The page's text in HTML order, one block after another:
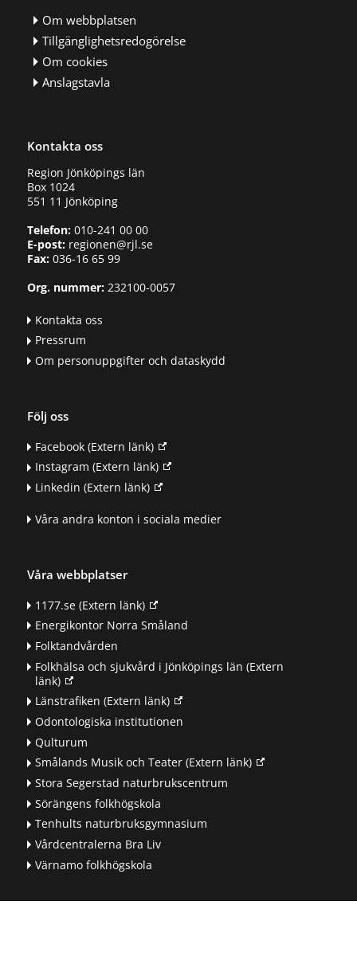
Om webbplatsen
Tillgänglighetsredogörelse
Om cookies
Anslagstavla
Kontakta oss
Region Jönköpings län
Box 1024
551 11 Jönköping
Telefon:010-241 00 00
E-post:regionen@rjl.se
Fax: 036-16 65 99
Org. nummer:232100-0057
Kontakta oss
Pressrum
Om personuppgifter och dataskydd
Följ oss
Facebook(Extern länk)
Instagram (Extern länk)
Linkedin (Extern länk)
Våra andra konton i sociala medier
Våra webbplatser
1177.se(Extern länk)
Energikontor Norra Småland
Folktandvården
Folkhälsa och sjukvård i Jönköpings län (Extern
länk)
Länstrafiken (Extern länk)
Odontologiska institutionen
Qulturum
Smålands Musik och Teater(Extern länk)
Stora Segerstad naturbrukscentrum
Sörängens folkhögskola
Tenhults naturbruksgymnasium
Vårdcentralerna Bra Liv
Värnamo folkhögskola